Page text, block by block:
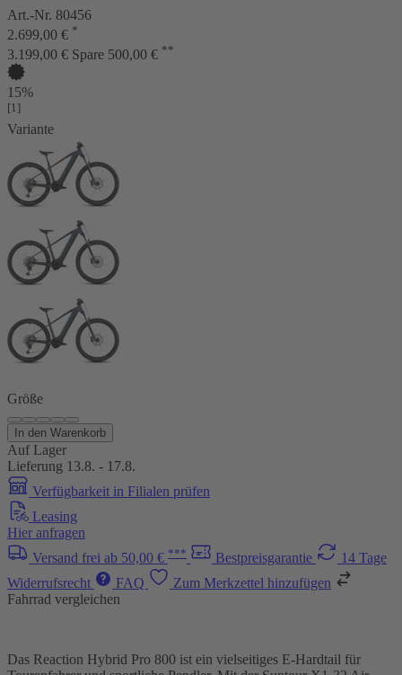
Art.-Nr. 80456
2.699,00 € *
3.199,00 € Spare 500,00 € **
15%
[1]
Variante
Größe
In den Warenkorb
Auf Lager
Lieferung 13.8. - 17.8.
Verfügbarkeit in Filialen prüfen
Leasing
Hier anfragen
Versand frei ab 50,00 € *** Bestpreisgarantie
14 Tage
Widerrufsrecht
FAQ
Zum Merkzettel hinzufügen
Fahrrad vergleichen
Das Reaction Hybrid Pro 800 ist ein vielseitiges E-Hardtail für